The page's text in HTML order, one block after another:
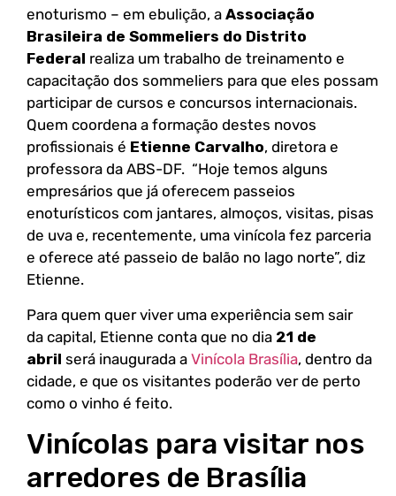
enoturismo – em ebulição, a Associação
Brasileira de Sommeliers do Distrito
Federal realiza um trabalho de treinamento e
capacitação dos sommeliers para que eles possam
participar de cursos e concursos internacionais.
Quem coordena a formação destes novos
profissionais é Etienne Carvalho, diretora e
professora da ABS-DF. “Hoje temos alguns
empresários que já oferecem passeios
enoturísticos com jantares, almoços, visitas, pisas
de uva e, recentemente, uma vinícola fez parceria
e oferece até passeio de balão no lago norte”, diz
Etienne.
Para quem quer viver uma experiência sem sair
da capital, Etienne conta que no dia 21 de
abril será inaugurada a Vinícola Brasília, dentro da
cidade, e que os visitantes poderão ver de perto
como o vinho é feito.
Vinícolas para visitar nos
arredores de Brasília